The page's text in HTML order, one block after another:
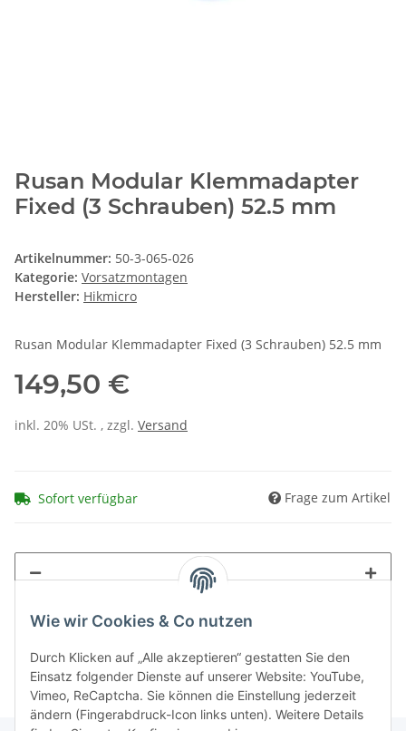
Wie wir Cookies & Co nutzen
Durch Klicken auf „Alle akzeptieren“ gestatten Sie den
Einsatz folgender Dienste auf unserer Website: YouTube,
Vimeo, ReCaptcha. Sie können die Einstellung jederzeit
ändern (Fingerabdruck-Icon links unten). Weitere Details
Rusan Modular Klemmadapter
Fixed (3 Schrauben) 52.5 mm
Artikelnummer: 50-3-065-026
Kategorie: Vorsatzmontagen
Hersteller: Hikmicro
Rusan Modular Klemmadapter Fixed (3 Schrauben) 52.5 mm
149,50 €
inkl. 20% USt. , zzgl. Versand
Sofort verfügbar Frage zum Artikel